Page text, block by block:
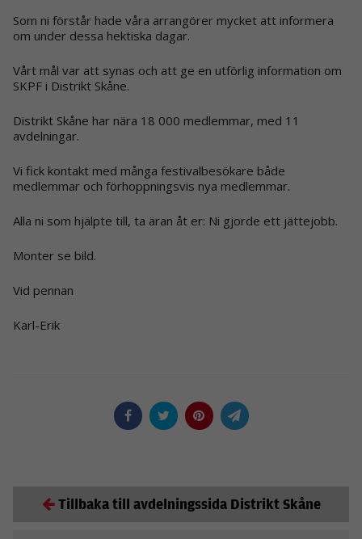
Tillbaka till avdelningssida Distrikt Skåne
Som ni förstår hade våra arrangörer mycket att informera
om under dessa hektiska dagar.
Vårt mål var att synas och att ge en utförlig information om
SKPF i Distrikt Skåne.
Distrikt Skåne har nära 18 000 medlemmar, med 11
avdelningar.
Vi fick kontakt med många festivalbesökare både
medlemmar och förhoppningsvis nya medlemmar.
Alla ni som hjälpte till, ta äran åt er: Ni gjorde ett jättejobb.
Monter se bild.
Vid pennan
Karl-Erik